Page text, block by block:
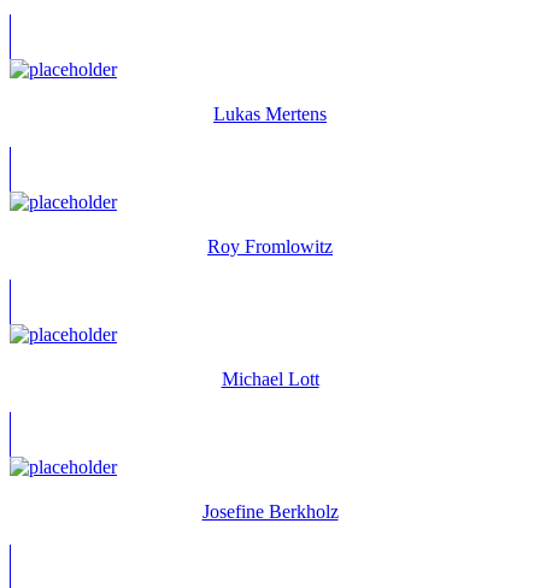
Lukas Mertens
Roy Fromlowitz
Michael Lott
Josefine Berkholz